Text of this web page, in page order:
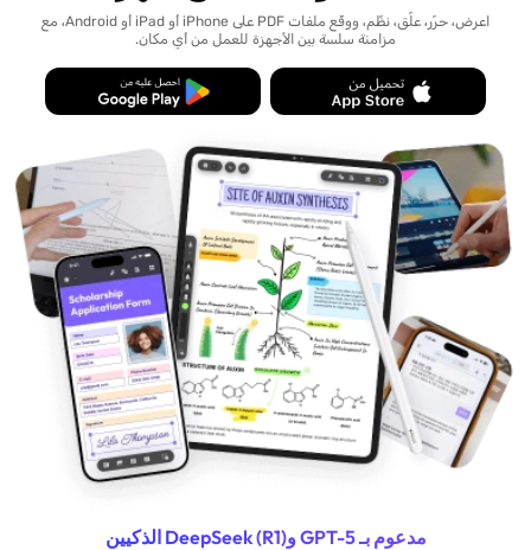
اعرض، حرّر، علّق، نظّم، ووقّع ملفات PDF على iPhone أو iPad أو Android، مع
مزامنة سلسة بين الأجهزة للعمل من أي مكان.
مدعوم بـ GPT-5 وDeepSeek (R1) الذكيين